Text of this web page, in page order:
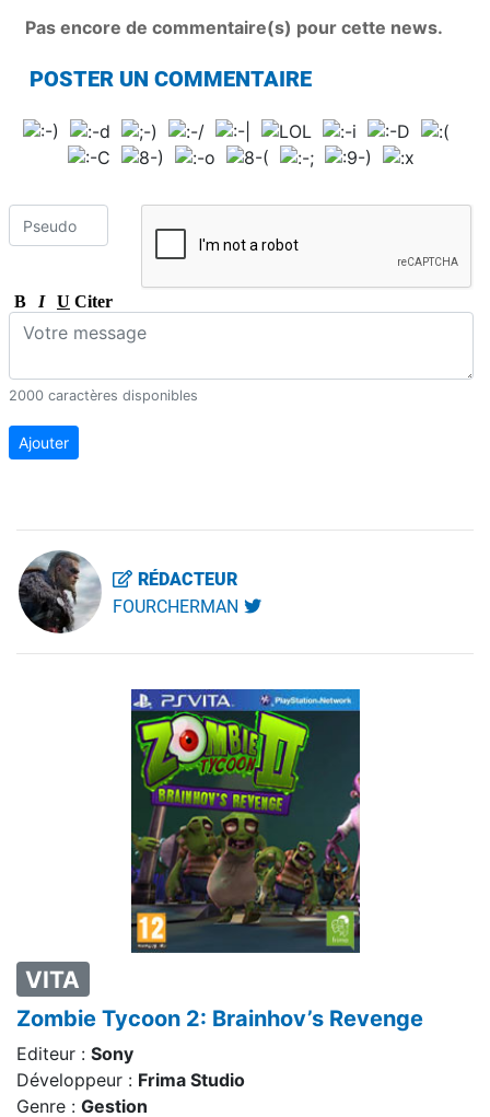
RÉDACTEUR
FOURCHERMAN
VITA
Zombie Tycoon 2: Brainhov’s Revenge
Editeur : Sony
Développeur : Frima Studio
Genre : Gestion
Pas encore de commentaire(s) pour cette news.
POSTER UN COMMENTAIRE
B I U Citer
2000 caractères disponibles
Ajouter